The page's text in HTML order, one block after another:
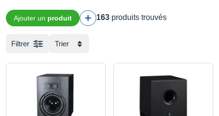
Ajouter un produit 163 produits trouvés
Filtrer Trier